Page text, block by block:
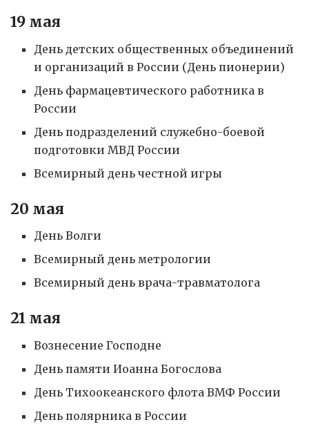
19 мая
День детских общественных объединений
и организаций в России (День пионерии)
День фармацевтического работника в
России
День подразделений служебно-боевой
подготовки МВД России
Всемирный день честной игры
20 мая
День Волги
Всемирный день метрологии
Всемирный день врача-травматолога
21 мая
Вознесение Господне
День памяти Иоанна Богослова
День Тихоокеанского флота ВМФ России
День полярника в России